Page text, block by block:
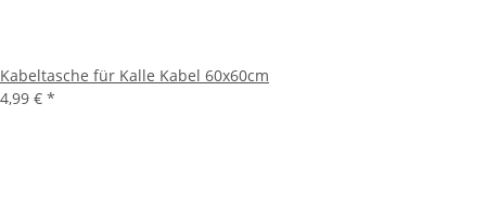
Kabeltasche für Kalle Kabel 60x60cm
4,99 € *